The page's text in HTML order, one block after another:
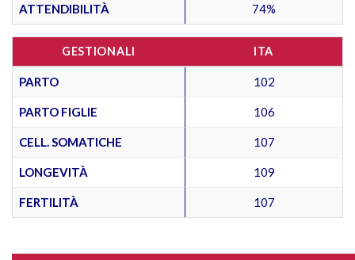
ATTENDIBILITÀ 74%
GESTIONALI ITA
PARTO 102
PARTO FIGLIE 106
CELL. SOMATICHE 107
LONGEVITÀ 109
FERTILITÀ 107